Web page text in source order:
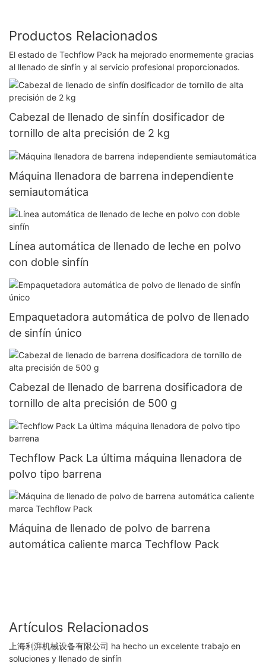
Productos Relacionados
El estado de Techflow Pack ha mejorado enormemente gracias
al llenado de sinfín y al servicio profesional proporcionados.
Cabezal de llenado de sinfín dosificador de
tornillo de alta precisión de 2 kg
Máquina llenadora de barrena independiente
semiautomática
Línea automática de llenado de leche en polvo
con doble sinfín
Empaquetadora automática de polvo de llenado
de sinfín único
Cabezal de llenado de barrena dosificadora de
tornillo de alta precisión de 500 g
Techflow Pack La última máquina llenadora de
polvo tipo barrena
Máquina de llenado de polvo de barrena
automática caliente marca Techflow Pack
Artículos Relacionados
上海利湃机械设备有限公司 ha hecho un excelente trabajo en
soluciones y llenado de sinfín